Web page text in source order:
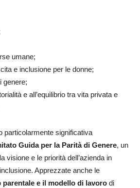
umane;
e inclusione per le donne;
genere;
e all’equilibrio tra vita privata e
particolarmente significativa
Guida per la Parità di Genere, un
visione e le priorità dell’azienda in
Apprezzate anche le
e il modello di lavoro di